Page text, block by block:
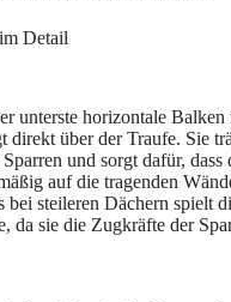
Detail
unterste horizontale Balken
direkt über der Traufe. Sie
und sorgt dafür, dass
auf die tragenden
bei steileren Dächern spielt
da sie die Zugkräfte der